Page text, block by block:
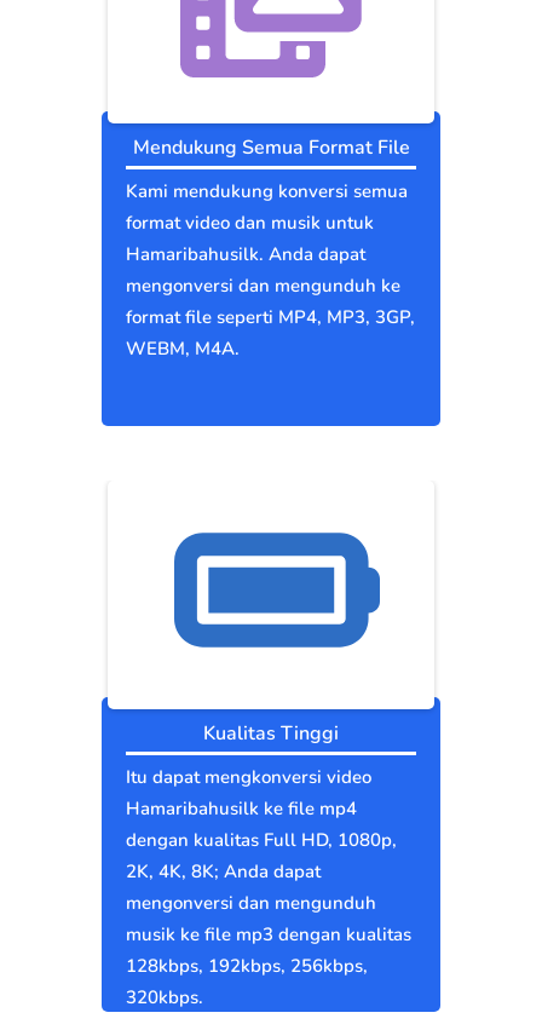
Mendukung Semua Format File
Kami mendukung konversi semua
format video dan musik untuk
Hamaribahusilk. Anda dapat
mengonversi dan mengunduh ke
format file seperti MP4, MP3, 3GP,
WEBM, M4A.
Kualitas Tinggi
Itu dapat mengkonversi video
Hamaribahusilk ke file mp4
dengan kualitas Full HD, 1080p,
2K, 4K, 8K; Anda dapat
mengonversi dan mengunduh
musik ke file mp3 dengan kualitas
128kbps, 192kbps, 256kbps,
320kbps.